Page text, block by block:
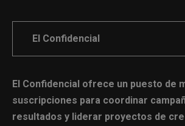
El Confidencial
El Confidencial ofrece un puesto de
suscripciones para coordinar
resultados y liderar proyectos de